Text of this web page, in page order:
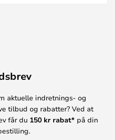
aktuelle indretnings- og
tilbud og rabatter? Ved at
får du 150 kr rabat* på din